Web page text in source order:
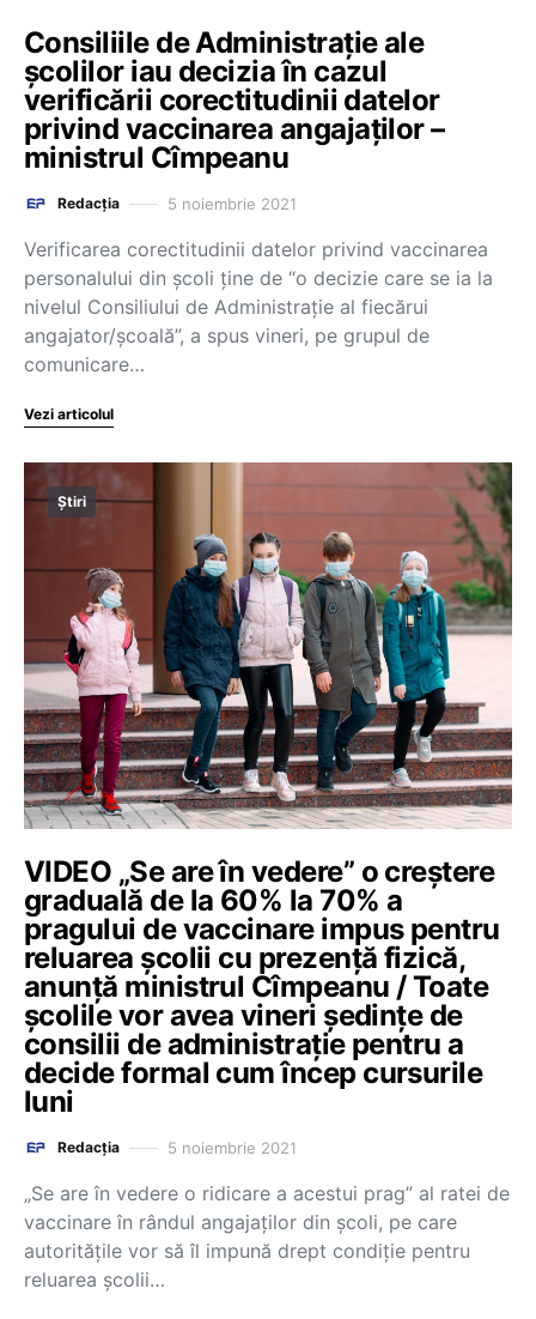
Consiliile de Administrație ale
școlilor iau decizia în cazul
verificării corectitudinii datelor
privind vaccinarea angajaților –
ministrul Cîmpeanu
Redacția 5 noiembrie 2021
Verificarea corectitudinii datelor privind vaccinarea
personalului din școli ține de “o decizie care se ia la
nivelul Consiliului de Administrație al fiecărui
angajator/școală”, a spus vineri, pe grupul de
comunicare…
Vezi articolul
Știri
VIDEO „Se are în vedere” o creștere
graduală de la 60% la 70% a
pragului de vaccinare impus pentru
reluarea școlii cu prezență fizică,
anunță ministrul Cîmpeanu / Toate
școlile vor avea vineri ședințe de
consilii de administrație pentru a
decide formal cum încep cursurile
luni
Redacția 5 noiembrie 2021
„Se are în vedere o ridicare a acestui prag” al ratei de
vaccinare în rândul angajaților din școli, pe care
autoritățile vor să îl impună drept condiție pentru
reluarea școlii…